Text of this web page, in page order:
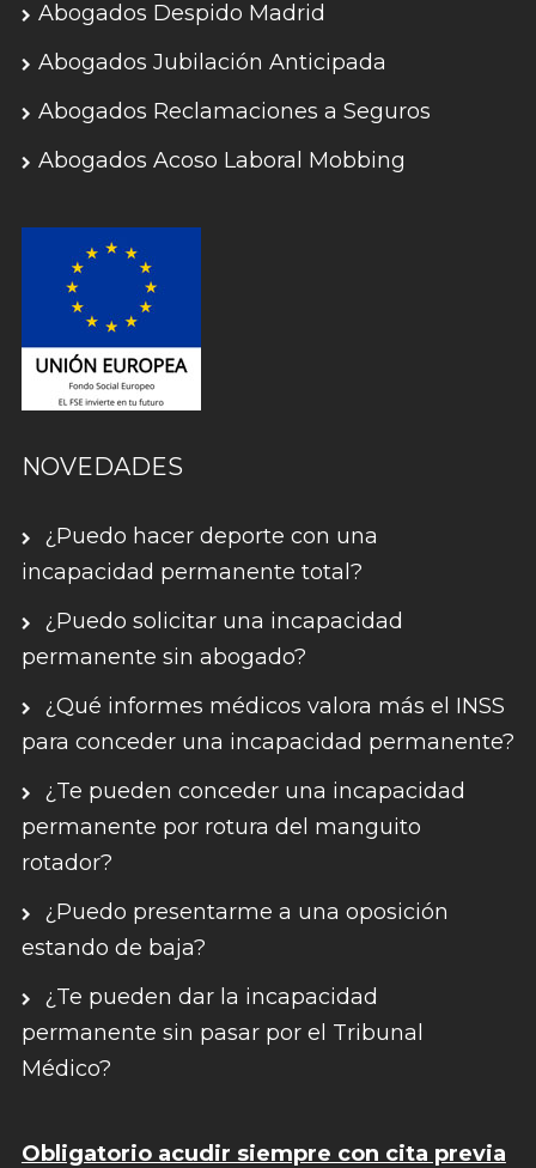
Abogados Despido Madrid
Abogados Jubilación Anticipada
Abogados Reclamaciones a Seguros
Abogados Acoso Laboral Mobbing
NOVEDADES
¿Puedo hacer deporte con una
incapacidad permanente total?
¿Puedo solicitar una incapacidad
permanente sin abogado?
¿Qué informes médicos valora más el INSS
para conceder una incapacidad permanente?
¿Te pueden conceder una incapacidad
permanente por rotura del manguito
rotador?
¿Puedo presentarme a una oposición
estando de baja?
¿Te pueden dar la incapacidad
permanente sin pasar por el Tribunal
Médico?
Obligatorio acudir siempre con cita previa